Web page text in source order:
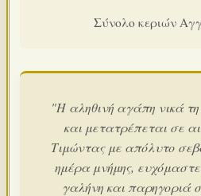
Σύνολο κεριών
"Η αληθινή αγάπη νικά
και μετατρέπεται σε
Τιμώντας με απόλυτο
ημέρα μνήμης,
γαλήνη και παρηγοριά